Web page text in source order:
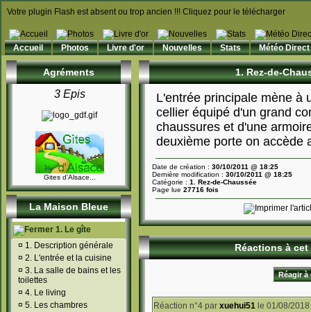
Votre plugin Flash est absent ou trop ancien !!! Cliquez pour le télécharger
Accueil Photos Livre d'or Nouvelles Stats Météo Direct
Agréments
3 Epis
Gites d'Alsace...
La Maison Bleue
1. Le gîte
¤ 1. Description générale
¤ 2. L'entrée et la cuisine
¤ 3. La salle de bains et les
toilettes
¤ 4. Le living
¤ 5. Les chambres
1. Rez-de-
L'entrée principale mène à
cellier équipé d'un grand
chaussures et d'une
deuxième porte on accède
Date de création : 30/10/2011 @ 18:25
Dernière modification : 30/10/2011 @ 18:25
Catégorie : 1. Rez-de-Chaussée
Page lue 27716 fois
Réactions à cet
Réagir à
Réaction n°4 par xuehui51 le 01/08/